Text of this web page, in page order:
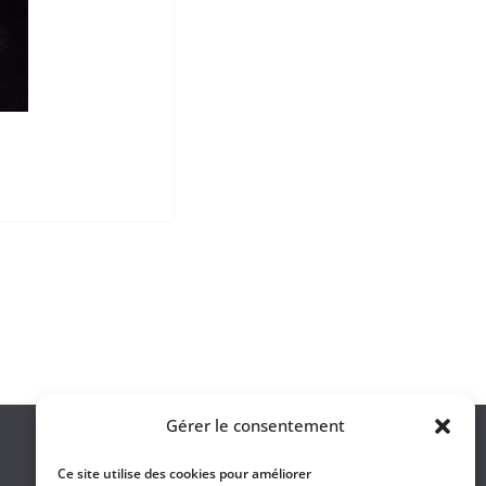
Gérer le consentement
Ce site utilise des cookies pour améliorer